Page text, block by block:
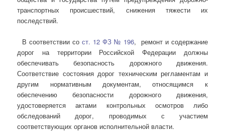
транспортных происшествий, снижения тяжести их
последствий.
В соответствии сост. 12 ФЗ № 196, ремонт и содержание
дорог на территории Российской Федерации должны
обеспечивать безопасность дорожного движения.
Соответствие состояния дорог техническим регламентам и
другим нормативным документам, относящимся к
обеспечению безопасности дорожного движения,
удостоверяется актами контрольных осмотров либо
обследований дорог, проводимых с участием
соответствующих органов исполнительной власти.